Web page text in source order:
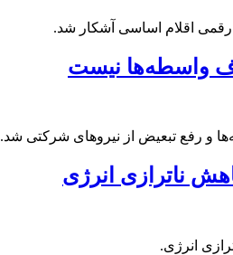
اقلام اساسی آشکار شد.
واسطه‌ها نیست
و رفع تبعیض از نیروهای شرکتی شد.
ناترازی انرژی
انرژی.